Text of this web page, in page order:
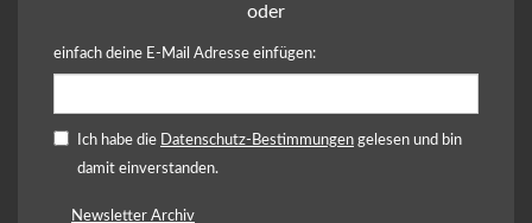
oder
einfach deine E-Mail Adresse einfügen:
Ich habe die Datenschutz-Bestimmungen gelesen und bin
damit einverstanden.
Newsletter Archiv